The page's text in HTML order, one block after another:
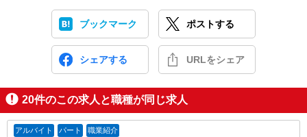
ブックマーク ポストする
シェアする URLをシェア
20件のこの求人と職種が同じ求人
アルバイト パート 職業紹介